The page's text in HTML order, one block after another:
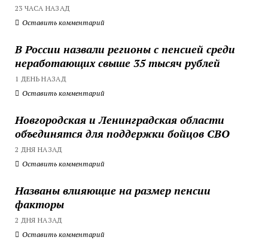
23 ЧАСА НАЗАД
Оставить комментарий
В России назвали регионы с пенсией среди
неработающих свыше 35 тысяч рублей
1 ДЕНЬ НАЗАД
Оставить комментарий
Новгородская и Ленинградская области
объединятся для поддержки бойцов СВО
2 ДНЯ НАЗАД
Оставить комментарий
Названы влияющие на размер пенсии
факторы
2 ДНЯ НАЗАД
Оставить комментарий